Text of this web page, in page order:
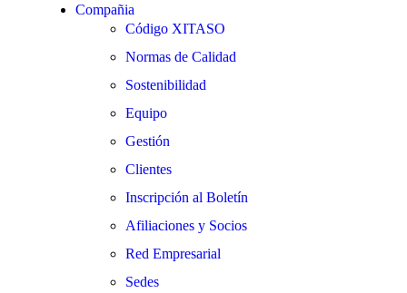
Compañia
Código XITASO
Normas de Calidad
Sostenibilidad
Equipo
Gestión
Clientes
Inscripción al Boletín
Afiliaciones y Socios
Red Empresarial
Sedes